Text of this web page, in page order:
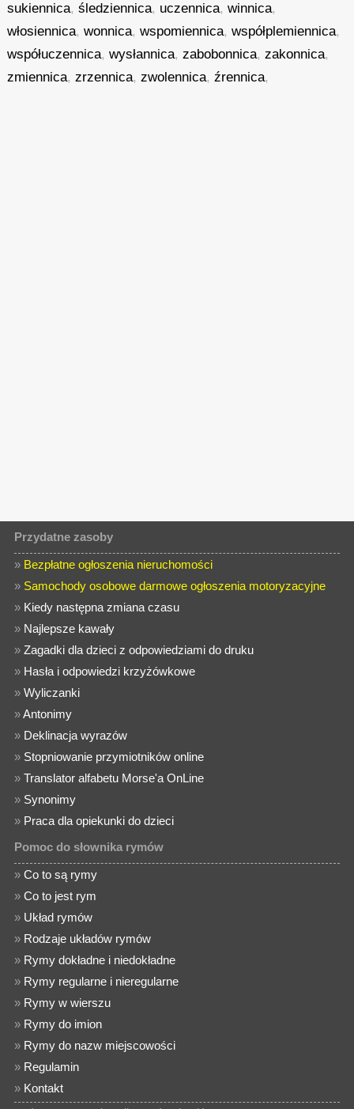
sukiennica,śledziennica, uczennica,winnica,
włosiennica,wonnica,wspomiennica,współplemiennica,
współuczennica,wysłannica,zabobonnica,zakonnica,
zmiennica,zrzennica,zwolennica,źrennica,
Przydatne zasoby
» Bezpłatne ogłoszenia nieruchomości
» Samochody osobowe darmowe ogłoszenia motoryzacyjne
» Kiedy następna zmiana czasu
» Najlepsze kawały
»Zagadki dla dzieci z odpowiedziami do druku
» Hasła i odpowiedzi krzyżówkowe
»Wyliczanki
»Antonimy
» Deklinacja wyrazów
» Stopniowanie przymiotników online
»Translator alfabetu Morse'a OnLine
» Synonimy
» Praca dla opiekunki do dzieci
Pomoc do słownika rymów
»Co to są rymy
»Co to jest rym
» Układ rymów
» Rodzaje układów rymów
» Rymy dokładne i niedokładne
» Rymy regularne i nieregularne
» Rymy w wierszu
» Rymy do imion
» Rymy do nazw miejscowości
» Regulamin
» Kontakt